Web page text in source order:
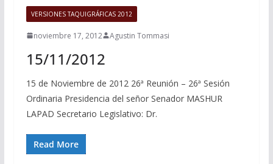
VERSIONES TAQUIGRÁFICAS 2012
noviembre 17, 2012 Agustin Tommasi
15/11/2012
15 de Noviembre de 2012 26ª Reunión – 26ª Sesión
Ordinaria Presidencia del señor Senador MASHUR
LAPAD Secretario Legislativo: Dr.
Read More